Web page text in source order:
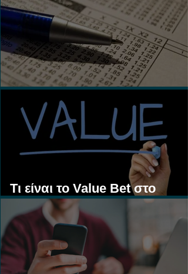
Τι είναι τα Ασιατικά Χάντικαπ;
Τι είναι το Value Bet στο
Στοίχημα;